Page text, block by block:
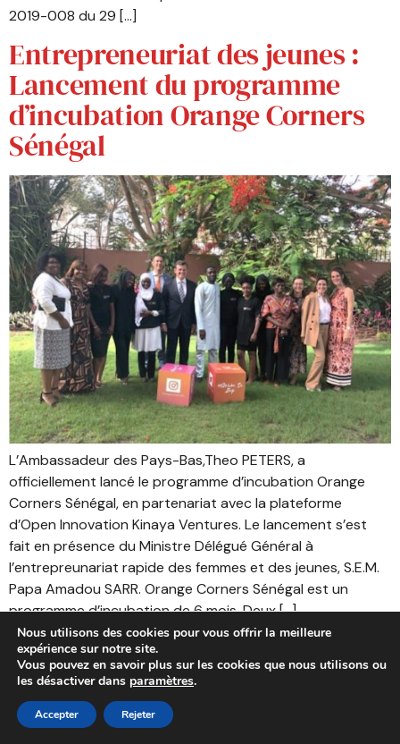
2019-008 du 29 […]
Entrepreneuriat des jeunes :
Lancement du programme
d’incubation Orange Corners
Sénégal
L’Ambassadeur des Pays-Bas,Theo PETERS, a
officiellement lancé le programme d’incubation Orange
Corners Sénégal, en partenariat avec la plateforme
d’Open Innovation Kinaya Ventures. Le lancement s’est
fait en présence du Ministre Délégué Général à
l’entrepreunariat rapide des femmes et des jeunes, S.E.M.
Papa Amadou SARR. Orange Corners Sénégal est un
programme d’incubation de 6 mois. Deux […]
Passage au numérique : Ce
sera effectif au Sénégal en
septembre
Nous utilisons des cookies pour vous offrir la meilleure
expérience sur notre site.
Vous pouvez en savoir plus sur les cookies que nous utilisons ou
les désactiver dans paramètres.
Accepter Rejeter